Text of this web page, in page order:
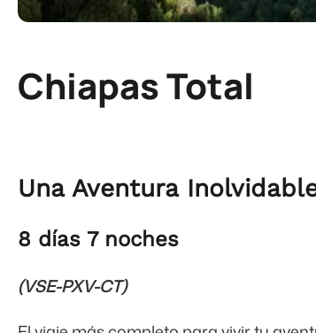
Chiapas Total
Una Aventura
8 días 7 noches
(VSE-PXV-CT)